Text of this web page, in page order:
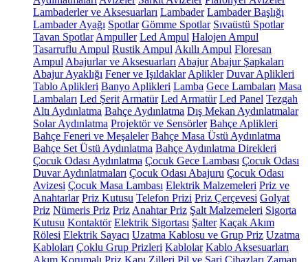
Lambaderler ve Aksesuarları Lambader Lambader Başlığı
Lambader Ayağı Spotlar Gömme Spotlar Sıvaüstü Spotlar
Tavan Spotlar Ampuller Led Ampul Halojen Ampul
Tasarruflu Ampul Rustik Ampul Akıllı Ampul Floresan
Ampul Abajurlar ve Aksesuarları Abajur Abajur Şapkaları
Abajur Ayaklığı Fener ve Işıldaklar Aplikler Duvar Aplikleri
Tablo Aplikleri Banyo Aplikleri Lamba Gece Lambaları Masa
Lambaları Led Şerit Armatür Led Armatür Led Panel Tezgah
Altı Aydınlatma Bahçe Aydınlatma Dış Mekan Aydınlatmalar
Solar Aydınlatma Projektör ve Sensörler Bahçe Aplikleri
Bahçe Feneri ve Meşaleler Bahçe Masa Üstü Aydınlatma
Bahçe Set Üstü Aydınlatma Bahçe Aydınlatma Direkleri
Çocuk Odası Aydınlatma Çocuk Gece Lambası Çocuk Odası
Duvar Aydınlatmaları Çocuk Odası Abajuru Çocuk Odası
Avizesi Çocuk Masa Lambası Elektrik Malzemeleri Priz ve
Anahtarlar Priz Kutusu Telefon Prizi Priz Çerçevesi Golyat
Priz Nümeris Priz Priz Anahtar Priz Şalt Malzemeleri Sigorta
Kutusu Kontaktör Elektrik Sigortası Şalter Kaçak Akım
Rölesi Elektrik Sayacı Uzatma Kablosu ve Grup Priz Uzatma
Kabloları Çoklu Grup Prizleri Kablolar Kablo Aksesuarları
Akım Korumalı Priz Kapı Zilleri Pil ve Şarj Cihazları Zaman